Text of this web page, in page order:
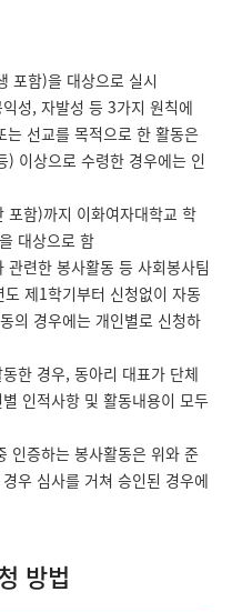
포함)을 대상으로 실시
성, 자발성 등 3가지 원칙에
선교를 목적으로 한 활동은
이상으로 수령한 경우에는 인
포함)까지 이화여자대학교 학
대상으로 함
관련한 봉사활동 등 사회봉사팀
제1학기부터 신청없이 자동
의 경우에는 개인별로 신청하
한 경우, 동아리 대표가 단체
인적사항 및 활동내용이 모두
인증하는 봉사활동은 위와 준
우 심사를 거쳐 승인된 경우에
방법